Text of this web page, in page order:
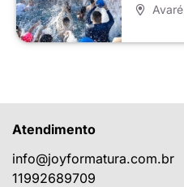
Avaré
Atendimento
info@joyformatura.com.br
11992689709